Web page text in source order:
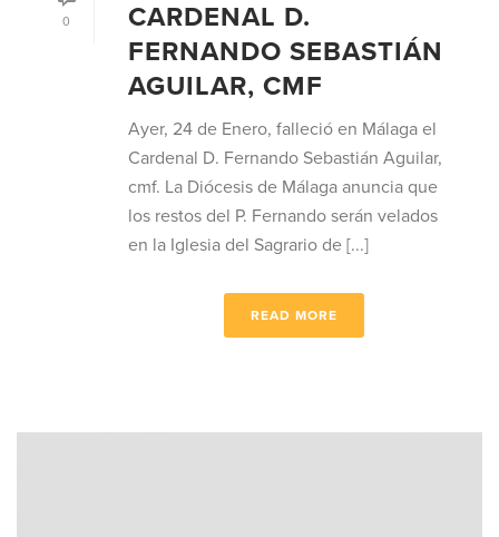
0
CARDENAL D.
FERNANDO SEBASTIÁN
AGUILAR, CMF
Ayer, 24 de Enero, falleció en Málaga el
Cardenal D. Fernando Sebastián Aguilar,
cmf. La Diócesis de Málaga anuncia que
los restos del P. Fernando serán velados
en la Iglesia del Sagrario de [...]
READ MORE